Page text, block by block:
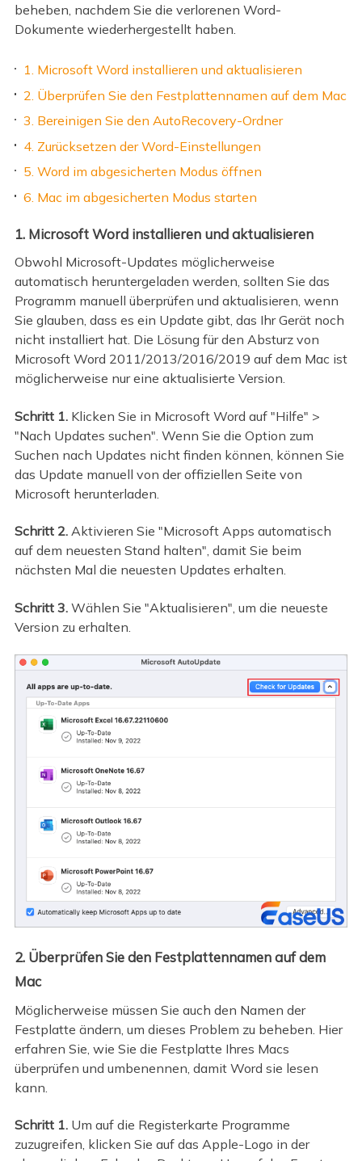
beheben, nachdem Sie die verlorenen Word-
Dokumente wiederhergestellt haben.
1. Microsoft Word installieren und aktualisieren
2. Überprüfen Sie den Festplattennamen auf dem Mac
3. Bereinigen Sie den AutoRecovery-Ordner
4. Zurücksetzen der Word-Einstellungen
5. Word im abgesicherten Modus öffnen
6. Mac im abgesicherten Modus starten
1. Microsoft Word installieren und aktualisieren
Obwohl Microsoft-Updates möglicherweise
automatisch heruntergeladen werden, sollten Sie das
Programm manuell überprüfen und aktualisieren, wenn
Sie glauben, dass es ein Update gibt, das Ihr Gerät noch
nicht installiert hat. Die Lösung für den Absturz von
Microsoft Word 2011/2013/2016/2019 auf dem Mac ist
möglicherweise nur eine aktualisierte Version.
Schritt 1. Klicken Sie in Microsoft Word auf "Hilfe" >
"Nach Updates suchen". Wenn Sie die Option zum
Suchen nach Updates nicht finden können, können Sie
das Update manuell von der offiziellen Seite von
Microsoft herunterladen.
Schritt 2. Aktivieren Sie "Microsoft Apps automatisch
auf dem neuesten Stand halten", damit Sie beim
nächsten Mal die neuesten Updates erhalten.
Schritt 3. Wählen Sie "Aktualisieren", um die neueste
Version zu erhalten.
2. Überprüfen Sie den Festplattennamen auf dem
Mac
Möglicherweise müssen Sie auch den Namen der
Festplatte ändern, um dieses Problem zu beheben. Hier
erfahren Sie, wie Sie die Festplatte Ihres Macs
überprüfen und umbenennen, damit Word sie lesen
kann.
Schritt 1. Um auf die Registerkarte Programme
zuzugreifen, klicken Sie auf das Apple-Logo in der